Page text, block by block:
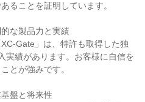
ることを証明しています。
な製品力と実績
Gate」は、特許も取得した独
実績があります。お客様に自信を
とが強みです。
盤と将来性